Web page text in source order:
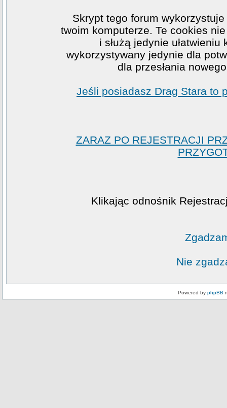
Skrypt tego forum
twoim komputerze. Te cookies
i służą jedynie
wykorzystywany jedynie dla
dla przesłania
Jeśli posiadasz Drag Stara to
ZARAZ PO REJESTRACJI
Klikając odnośnik
Nie
Powered by phpBB